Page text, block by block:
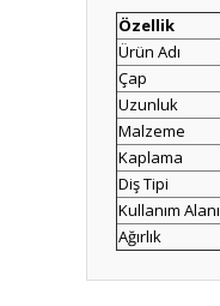
Özellik
Ürün Adı
Çap
Uzunluk
Malzeme
Kaplama
Diş Tipi
Kullanım Alanı
Ağırlık